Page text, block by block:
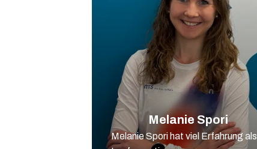
Melanie Spori
Melanie Spori hat viel Erfahrung als